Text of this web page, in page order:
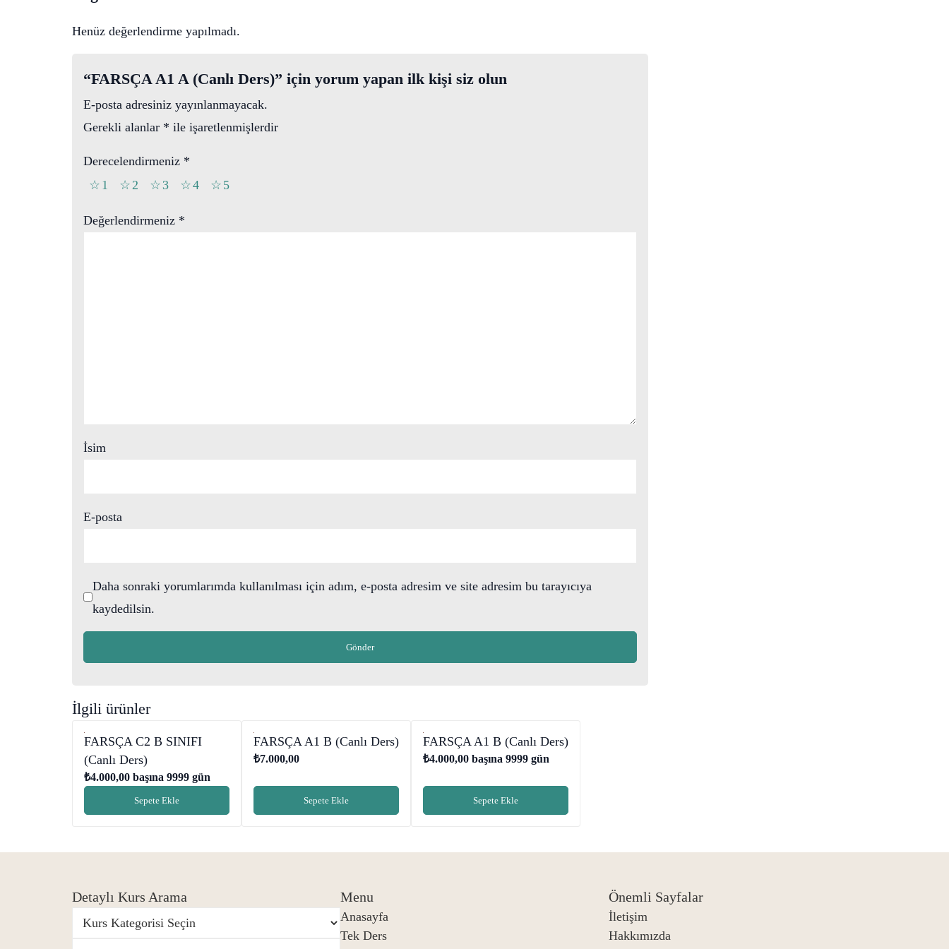
Henüz değerlendirme yapılmadı.
“FARSÇA A1 A (Canlı Ders)” için yorum yapan ilk kişi siz olun
E-posta adresiniz yayınlanmayacak.
Gerekli alanlar * ile işaretlenmişlerdir
Derecelendirmeniz *
1
2 3 4 5
Değerlendirmeniz *
İsim
E-posta
Daha sonraki yorumlarımda kullanılması için adım, e-posta adresim ve site adresim bu tarayıcıya
kaydedilsin.
İlgili ürünler
FARSÇA C2 B SINIFI
(Canlı Ders)
₺4.000,00 başına 9999 gün
Sepete Ekle
FARSÇA A1 B (Canlı Ders)
₺7.000,00
Sepete Ekle
FARSÇA A1 B (Canlı Ders)
₺4.000,00 başına 9999 gün
Sepete Ekle
Detaylı Kurs Arama Menu
Anasayfa
Tek Ders
Önemli Sayfalar
İletişim
Hakkımızda